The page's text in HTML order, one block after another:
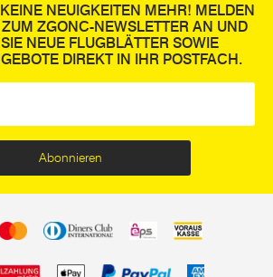
NEUIGKEITEN MEHR! MELDEN
ZGONC-NEWSLETTER AN UND
NEUE FLUGBLÄTTER SOWIE
DIREKT IN IHR POSTFACH.
Abonnieren